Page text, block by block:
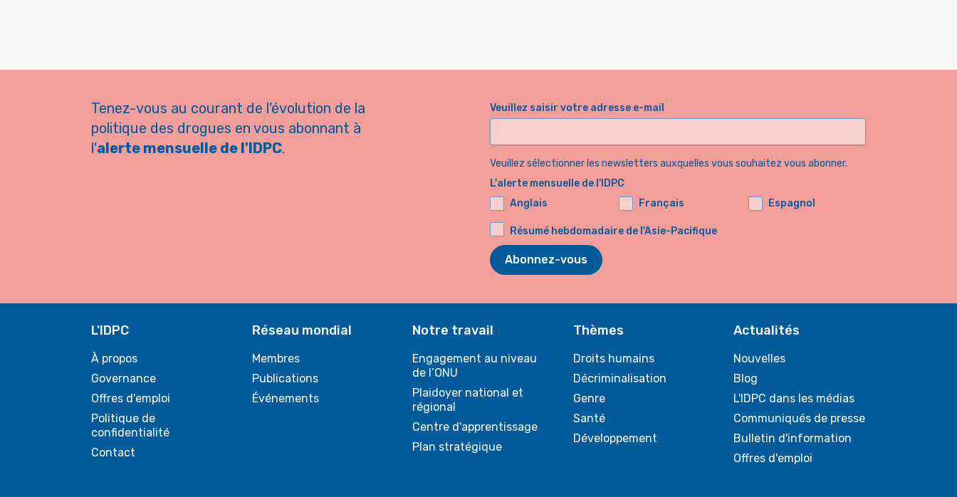
Tenez-vous au courant de l'évolution de la
politique des drogues en vous abonnant à
l'alerte mensuelle de l'IDPC.
Veuillez saisir votre adresse e-mail
Veuillez sélectionner les newsletters auxquelles vous souhaitez vous abonner.
L'alerte mensuelle de l'IDPC
Anglais
Français Espagnol
Résumé hebdomadaire de l'Asie-Pacifique
Abonnez-vous
L'IDPC
À propos
Governance
Offres d'emploi
Politique de
confidentialité
Contact
Réseau mondial
Membres
Publications
Événements
Notre travail
Engagement au niveau
de l’ONU
Plaidoyer national et
régional
Centre d'apprentissage
Plan stratégique
Thèmes
Droits humains
Décriminalisation
Genre
Santé
Développement
Actualités
Nouvelles
Blog
L'IDPC dans les médias
Communiqués de presse
Bulletin d'information
Offres d'emploi